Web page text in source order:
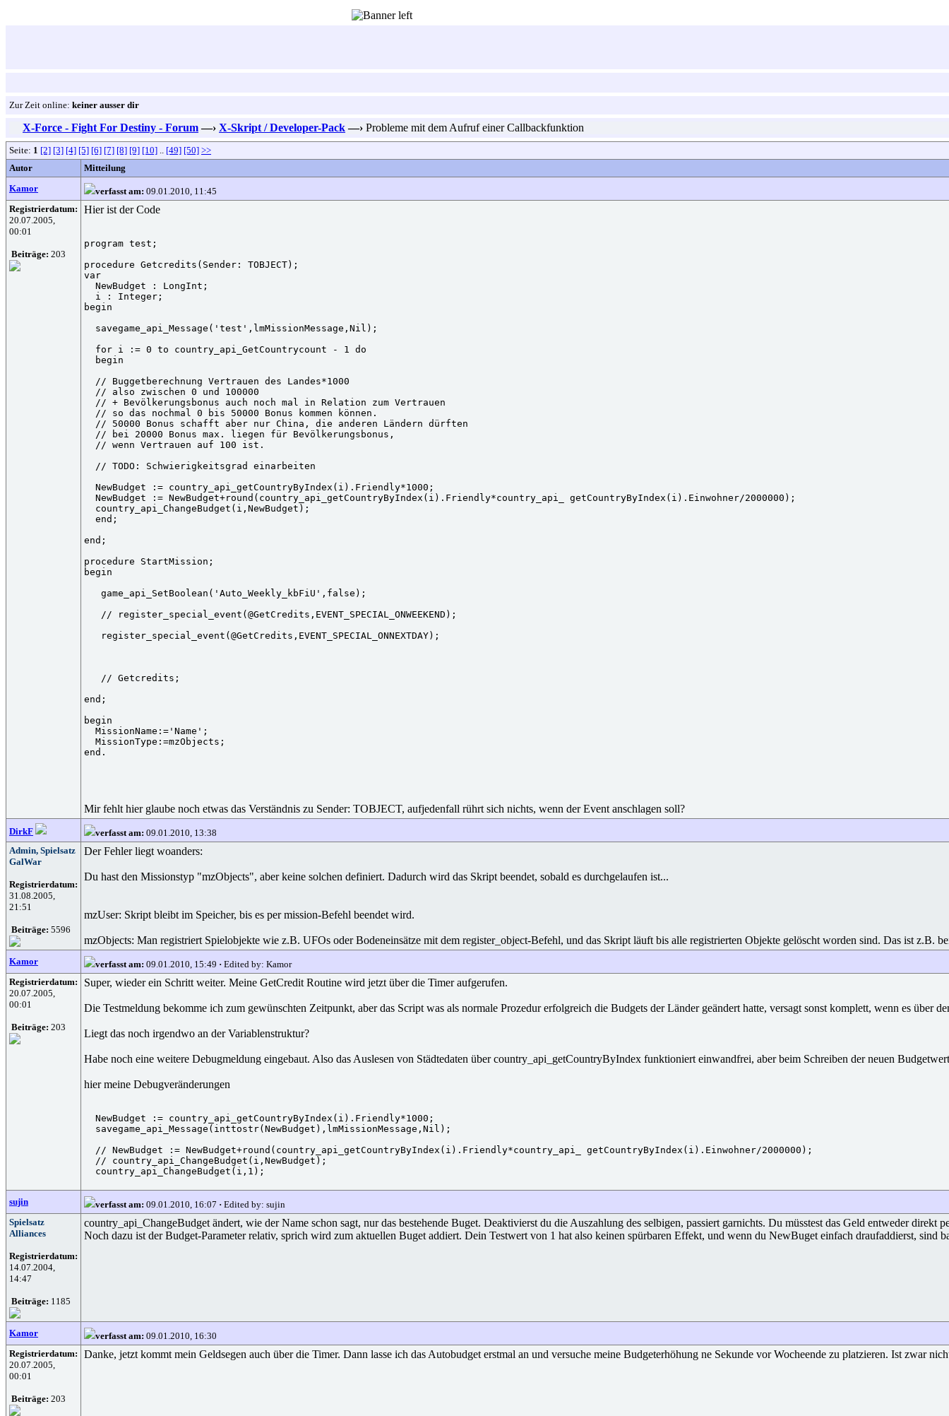
Zur Zeit online: keiner ausser dir
X-Force - Fight For Destiny - Forum —› X-Skript / Developer-Pack —› Probleme mit dem Aufruf einer Callbackfunktion
Seite: 1 [2] [3] [4] [5] [6] [7] [8] [9] [10] .. [49] [50] >>
Autor
Mitteilung
Kamor
verfasst am: 09.01.2010, 11:45
Registrierdatum:
20.07.2005,
00:01
Beiträge: 203
Hier ist der Code
program test;
procedure Getcredits(Sender: TOBJECT);
var
  NewBudget : LongInt;
  i : Integer;
begin
  savegame_api_Message('test',lmMissionMessage,Nil);
  for i := 0 to country_api_GetCountrycount - 1 do
  begin
  // Buggetberechnung Vertrauen des Landes*1000
  // also zwischen 0 und 100000
  // + Bevölkerungsbonus auch noch mal in Relation zum Vertrauen
  // so das nochmal 0 bis 50000 Bonus kommen können.
  // 50000 Bonus schafft aber nur China, die anderen Ländern dürften
  // bei 20000 Bonus max. liegen für Bevölkerungsbonus,
  // wenn Vertrauen auf 100 ist.
  // TODO: Schwierigkeitsgrad einarbeiten
  NewBudget := country_api_getCountryByIndex(i).Friendly*1000;
  NewBudget := NewBudget+round(country_api_getCountryByIndex(i).Friendly*country_api_ getCountryByIndex(i).Einwohner/2000000);
  country_api_ChangeBudget(i,NewBudget);
  end;
end;
procedure StartMission;
begin
   game_api_SetBoolean('Auto_Weekly_kbFiU',false);
   // register_special_event(@GetCredits,EVENT_SPECIAL_ONWEEKEND);
   register_special_event(@GetCredits,EVENT_SPECIAL_ONNEXTDAY);
   // Getcredits;
end;
begin
  MissionName:='Name';
  MissionType:=mzObjects;
Mir fehlt hier glaube noch etwas das Verständnis zu Sender: TOBJECT, aufjedenfall rührt sich nichts, wenn der Event anschlagen soll?
DirkF verfasst am: 09.01.2010, 13:38
Admin, Spielsatz
GalWar
Registrierdatum:
31.08.2005,
21:51
Beiträge: 5596
Der Fehler liegt woanders:
Du hast den Missionstyp "mzObjects", aber keine solchen definiert. Dadurch wird das Skript beendet, sobald es durchgelaufen ist...
mzUser: Skript bleibt im Speicher, bis es per mission-Befehl beendet wird.
mzObjects: Man registriert Spielobjekte wie z.B. UFOs oder Bodeneinsätze mit dem register_object-Befehl, und das Skript läuft bis alle registrierten Objekte gelöscht worden sind. Das ist z.B.
Kamor verfasst am: 09.01.2010, 15:49 · Edited by: Kamor
Registrierdatum:
20.07.2005,
00:01
Beiträge: 203
Super, wieder ein Schritt weiter. Meine GetCredit Routine wird jetzt über die Timer aufgerufen.
Die Testmeldung bekomme ich zum gewünschten Zeitpunkt, aber das Script was als normale Prozedur erfolgreich die Budgets der Länder geändert hatte, versagt sonst komplett, wenn es über
Liegt das noch irgendwo an der Variablenstruktur?
Habe noch eine weitere Debugmeldung eingebaut. Also das Auslesen von Städtedaten über country_api_getCountryByIndex funktioniert einwandfrei, aber beim Schreiben der neuen
hier meine Debugveränderungen
  NewBudget := country_api_getCountryByIndex(i).Friendly*1000;
  savegame_api_Message(inttostr(NewBudget),lmMissionMessage,Nil);
  // NewBudget := NewBudget+round(country_api_getCountryByIndex(i).Friendly*country_api_ getCountryByIndex(i).Einwohner/2000000);
  // country_api_ChangeBudget(i,NewBudget);
sujin verfasst am: 09.01.2010, 16:07 · Edited by: sujin
Spielsatz
Alliances
Registrierdatum:
14.07.2004,
14:47
Beiträge: 1185
country_api_ChangeBudget ändert, wie der Name schon sagt, nur das bestehende Buget. Deaktivierst du die Auszahlung des selbigen, passiert garnichts. Du müsstest das Geld entweder
Noch dazu ist der Budget-Parameter relativ, sprich wird zum aktuellen Buget addiert. Dein Testwert von 1 hat also keinen spürbaren Effekt, und wenn du NewBuget einfach draufaddierst, sind
Kamor verfasst am: 09.01.2010, 16:30
Registrierdatum:
20.07.2005,
00:01
Beiträge: 203
Danke, jetzt kommt mein Geldsegen auch über die Timer. Dann lasse ich das Autobudget erstmal an und versuche meine Budgeterhöhung ne Sekunde vor Wocheende zu platzieren. Ist zwar